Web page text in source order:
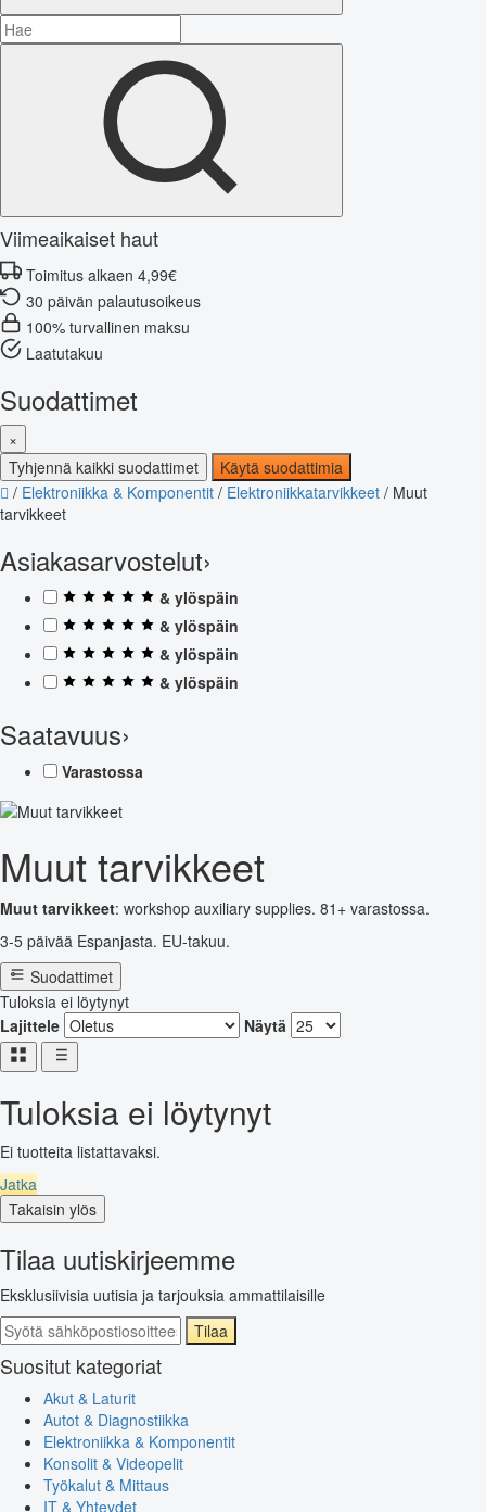
Viimeaikaiset haut
Toimitus alkaen 4,99€
30 päivän palautusoikeus
100% turvallinen maksu
Laatutakuu
Suodattimet
×
Tyhjennä kaikki suodattimet
Käytä suodattimia
/ Elektroniikka & Komponentit / Elektroniikkatarvikkeet / Muut
tarvikkeet
Asiakasarvostelut›
& ylöspäin
& ylöspäin
& ylöspäin
& ylöspäin
Saatavuus›
Varastossa
Muut tarvikkeet
Muut tarvikkeet: workshop auxiliary supplies. 81+ varastossa.
3-5 päivää Espanjasta. EU-takuu.
Suodattimet
Tuloksia ei löytynyt
Lajittele
Näytä
Tuloksia ei löytynyt
Ei tuotteita listattavaksi.
Jatka
Takaisin ylös
Tilaa uutiskirjeemme
Eksklusiivisia uutisia ja tarjouksia ammattilaisille
Tilaa
Suositut kategoriat
Akut & Laturit
Autot & Diagnostiikka
Elektroniikka & Komponentit
Konsolit & Videopelit
Työkalut & Mittaus
IT & Yhteydet